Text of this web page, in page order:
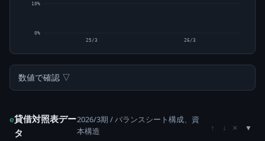
0%
10%
25/3 26/3
数値で確認 ▽
e貸借対照表デー
タ
2026/3期 / バランスシート構成、資
本構造
↑ ↓ ×